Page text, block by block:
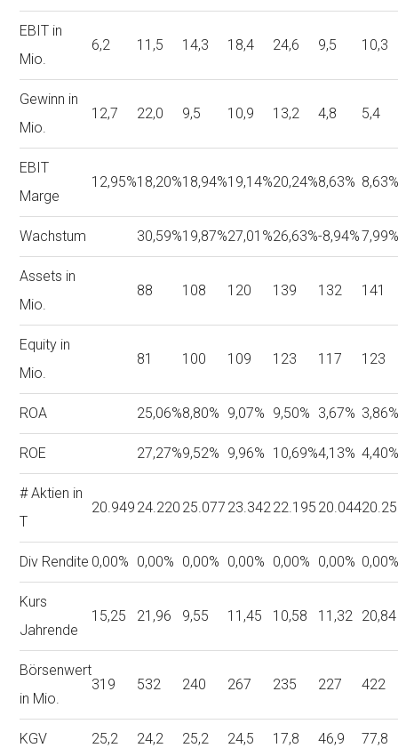
EBIT in
Mio.
6,2 11,5 14,3 18,4 24,6 9,5 10,3
Gewinn in
Mio.
12,7 22,0 9,5 10,9 13,2 4,8 5,4
EBIT
Marge
12,95%18,20%18,94%19,14%20,24%8,63%
Wachstum 30,59%19,87%27,01%26,63%-8,94%
Assets in
Mio.
88 108 120 139 132 141
Equity in
Mio.
81 100 109 123 117 123
ROA 25,06%8,80% 9,07% 9,50% 3,67%
ROE 27,27%9,52% 9,96% 10,69%4,13%
# Aktien in
T
20.949 24.220 25.077 23.34222.195 20.044
Div Rendite 0,00% 0,00% 0,00% 0,00% 0,00% 0,00%
Kurs
Jahrende
15,25 21,96 9,55 11,45 10,58 11,32 20,84
Börsenwert
in Mio.
319 532 240 267 235 227 422
KGV 25,2 24,2 25,2 24,5 17,8 46,9 77,8